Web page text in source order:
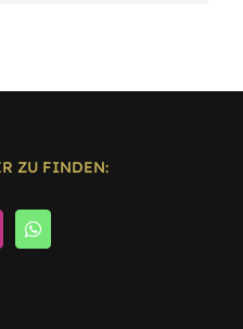
ZU FINDEN: